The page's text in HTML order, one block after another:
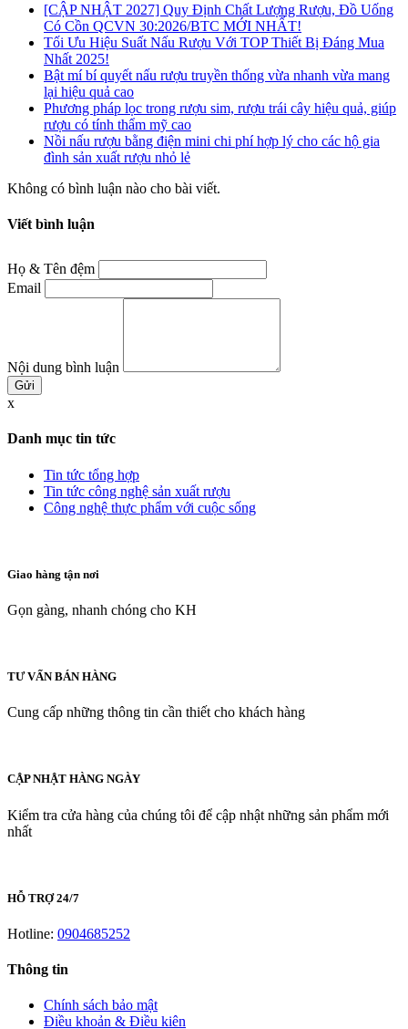
[CẬP NHẬT 2027] Quy Định Chất Lượng Rượu, Đồ Uống
Có Cồn QCVN 30:2026/BTC MỚI NHẤT!
Tối Ưu Hiệu Suất Nấu Rượu Với TOP Thiết Bị Đáng Mua
Nhất 2025!
Bật mí bí quyết nấu rượu truyền thống vừa nhanh vừa mang
lại hiệu quả cao
Phương pháp lọc trong rượu sim, rượu trái cây hiệu quả, giúp
rượu có tính thẩm mỹ cao
Nồi nấu rượu bằng điện mini chi phí hợp lý cho các hộ gia
đình sản xuất rượu nhỏ lẻ
Không có bình luận nào cho bài viết.
Viết bình luận
Họ & Tên đệm
Email
Nội dung bình luận
x
Danh mục tin tức
Tin tức tổng hợp
Tin tức công nghệ sản xuất rượu
Công nghệ thực phẩm với cuộc sống
Giao hàng tận nơi
Gọn gàng, nhanh chóng cho KH
TƯ VẤN BÁN HÀNG
Cung cấp những thông tin cần thiết cho khách hàng
CẬP NHẬT HÀNG NGÀY
Kiểm tra cửa hàng của chúng tôi để cập nhật những sản phẩm mới
nhất
HỖ TRỢ 24/7
Hotline: 0904685252
Thông tin
Chính sách bảo mật
Điều khoản & Điều kiên